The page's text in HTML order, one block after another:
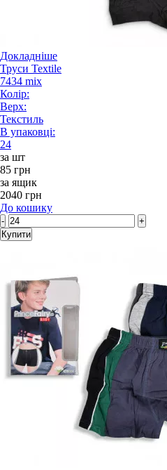
Докладніше
Труси Textile
7434 mix
Колір:
Верх:
Текстиль
В упаковці:
24
за шт
85 грн
за ящик
2040 грн
До кошику
-
+
Купити